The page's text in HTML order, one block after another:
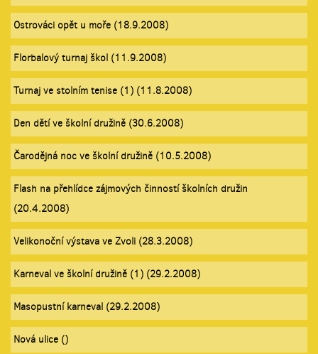
Ostrováci opět u moře (18.9.2008)
Florbalový turnaj škol (11.9.2008)
Turnaj ve stolním tenise (1) (11.8.2008)
Den dětí ve školní družině (30.6.2008)
Čarodějná noc ve školní družině (10.5.2008)
Flash na přehlídce zájmových činností školních družin
(20.4.2008)
Velikonoční výstava ve Zvoli (28.3.2008)
Karneval ve školní družině (1) (29.2.2008)
Masopustní karneval (29.2.2008)
Nová ulice ()